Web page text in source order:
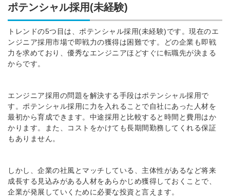
ポテンシャル採用(未経験)
トレンドの5つ目は、ポテンシャル採用(未経験)です。現在のエ
ンジニア採用市場で即戦力の獲得は困難です。どの企業も即戦
力を求めており、優秀なエンジニアほどすぐに転職先が決まる
からです。
エンジニア採用の問題を解決する手段はポテンシャル採用で
す。ポテンシャル採用に力を入れることで自社にあった人材を
最初から育成できます。中途採用と比較すると時間と費用はか
かります。また、コストをかけても長期間勤務してくれる保証
もありません。
しかし、企業の社風とマッチしている、主体性があるなど将来
成長する見込みがある人材をあらかじめ獲得しておくことで、
企業が発展していくために必要な投資と言えます。